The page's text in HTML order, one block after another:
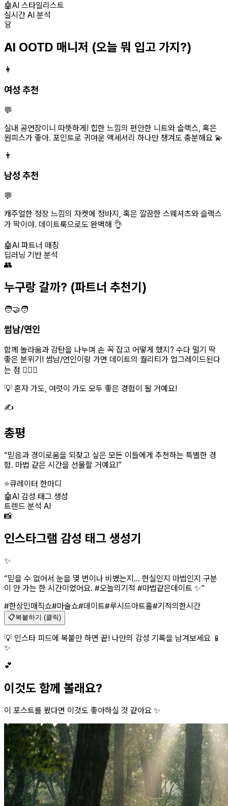
🤖AI 스타일리스트
실시간 AI 분석
👗
AI OOTD 매니저 (오늘 뭐 입고 가지?)
👩
여성 추천
💬
실내 공연장이니 따뜻하게! 힙한 느낌의 편안한 니트와 슬랙스, 혹은
원피스가 좋아. 포인트로 귀여운 액세서리 하나만 챙겨도 충분해요 💫
👨
남성 추천
💬
캐주얼한 정장 느낌의 자켓에 청바지, 혹은 깔끔한 스웨셔츠와 슬랙스
가 딱이야. 데이트룩으로도 완벽해 👌
🤖AI 파트너 매칭
딥러닝 기반 분석
👥
누구랑 갈까? (파트너 추천기)
🧑‍🤝‍🧑
썸남/연인
함께 놀라움과 감탄을 나누며 손 꼭 잡고 어떻게 했지? 수다 떨기 딱
좋은 분위기! 썸남/연인이랑 가면 데이트의 퀄리티가 업그레이드된다
는 점 👩‍❤️‍👨
💡 혼자 가도, 여럿이 가도 모두 좋은 경험이 될 거예요!
✍️
총평
“믿음과 경이로움을 되찾고 싶은 모든 이들에게 추천하는 특별한 경
험. 마법 같은 시간을 선물할 거예요!”
⭐큐레이터 한마디
🤖AI 감성 태그 생성
트렌드 분석 AI
📸
인스타그램 감성 태그 생성기
✨
“믿을 수 없어서 눈을 몇 번이나 비볐는지... 현실인지 마법인지 구분
이 안 가는 한 시간이었어요. #오늘의기적 #마법같은데이트 ✨”
#한상민매직쇼#마술쇼#데이트#루시드아트홀#기적의한시간
📋복붙하기 (클릭)
💡 인스타 피드에 복붙만 하면 끝! 나만의 감성 기록을 남겨보세요 📱
✨
💕
이것도 함께 볼래요?
이 포스트를 봤다면 이것도 좋아하실 것 같아요 ✨